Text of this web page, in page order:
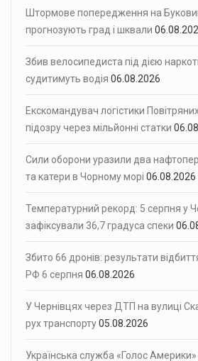
Штормове попередження на
прогнозують град і шквали
Збив велосипедиста під дією
судитимуть водія 06.08.2026
Екскомандувач логістики
підозру через мільйонні статки
Сили оборони уразили два
та катери в Чорному морі 06.08.2026
Температурний рекорд: 5 серпня у
зафіксували 36,7 градуса спеки
Збито 66 дронів: результати
РФ 6 серпня 06.08.2026
У Чернівцях через ДТП на вулиці
рух транспорту05.08.2026
Українська служба «Голос